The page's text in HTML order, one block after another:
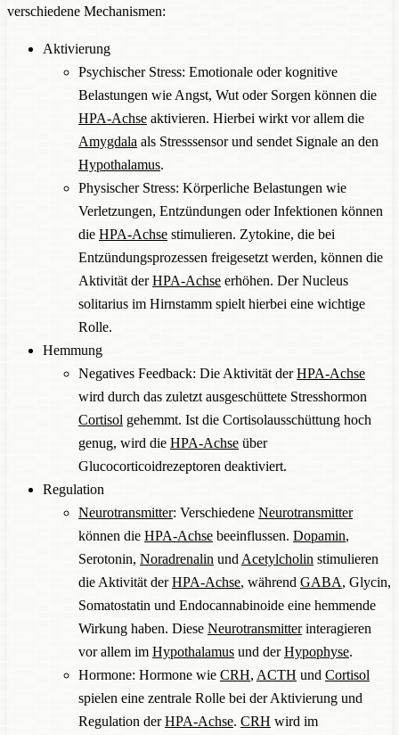
verschiedene Mechanismen:
Aktivierung
Psychischer Stress: Emotionale oder kognitive
Belastungen wie Angst, Wut oder Sorgen können die
HPA-Achse aktivieren. Hierbei wirkt vor allem die
Amygdala als Stresssensor und sendet Signale an den
Hypothalamus.
Physischer Stress: Körperliche Belastungen wie
Verletzungen, Entzündungen oder Infektionen können
die HPA-Achse stimulieren. Zytokine, die bei
Entzündungsprozessen freigesetzt werden, können die
Aktivität derHPA-Achse erhöhen. Der Nucleus
solitarius im Hirnstamm spielt hierbei eine wichtige
Rolle.
Hemmung
Negatives Feedback: Die Aktivität derHPA-Achse
wird durch das zuletzt ausgeschüttete Stresshormon
Cortisol gehemmt. Ist die Cortisolausschüttung hoch
genug, wird die HPA-Achse über
Glucocorticoidrezeptoren deaktiviert.
Regulation
Neurotransmitter: Verschiedene Neurotransmitter
können die HPA-Achse beeinflussen. Dopamin,
Serotonin, Noradrenalin und Acetylcholin stimulieren
die Aktivität derHPA-Achse, während GABA, Glycin,
Somatostatin und Endocannabinoide eine hemmende
Wirkung haben. Diese Neurotransmitterinteragieren
vor allem im Hypothalamus und derHypophyse.
Hormone: Hormone wie CRH, ACTH und Cortisol
spielen eine zentrale Rolle bei der Aktivierung und
Regulation derHPA-Achse. CRH wird im